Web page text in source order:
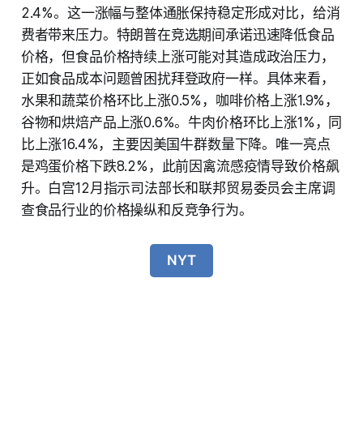
2.4%。这一涨幅与整体通胀保持稳定形成对比，给消
费者带来压力。特朗普在竞选期间承诺迅速降低食品
价格，但食品价格持续上涨可能对其造成政治压力，
正如食品成本问题曾困扰拜登政府一样。具体来看，
水果和蔬菜价格环比上涨0.5%，咖啡价格上涨1.9%，
谷物和烘焙产品上涨0.6%。牛肉价格环比上涨1%，同
比上涨16.4%，主要因美国牛群数量下降。唯一亮点
是鸡蛋价格下跌8.2%，此前因禽流感疫情导致价格飙
升。白宫12月指示司法部长和联邦贸易委员会主席调
查食品行业的价格操纵和反竞争行为。
NYT